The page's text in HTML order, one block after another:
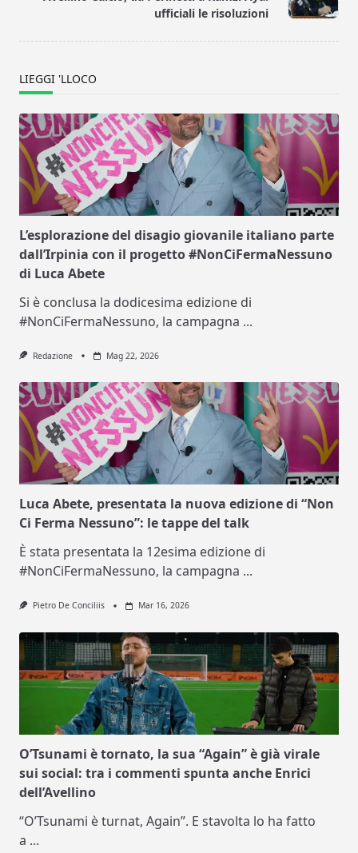
ufficiali le risoluzioni
LIEGGI 'LLOCO
L’esplorazione del disagio giovanile italiano parte
dall’Irpinia con il progetto #NonCiFermaNessuno
di Luca Abete
Si è conclusa la dodicesima edizione di
#NonCiFermaNessuno, la campagna ...
Redazione Mag 22, 2026
Luca Abete, presentata la nuova edizione di “Non
Ci Ferma Nessuno”: le tappe del talk
È stata presentata la 12esima edizione di
#NonCiFermaNessuno, la campagna ...
Pietro De Conciliis Mar 16, 2026
O’Tsunami è tornato, la sua “Again” è già virale
sui social: tra i commenti spunta anche Enrici
dell’Avellino
“O’Tsunami è turnat, Again”. E stavolta lo ha fatto
a ...